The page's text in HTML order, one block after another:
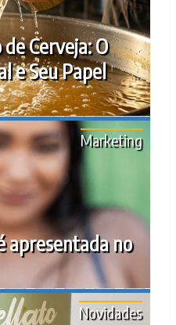
Cerveja: O
e Seu Papel
apresentada no
Marketing
Novidades